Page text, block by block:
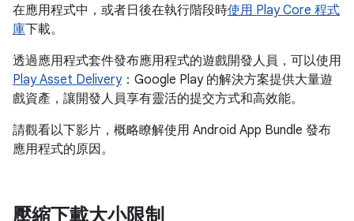
在應用程式中，或者日後在執行階段時使用 Play Core 程式
庫下載。
透過應用程式套件發布應用程式的遊戲開發人員，可以使用
Play Asset Delivery：Google Play 的解決方案提供大量遊
戲資產，讓開發人員享有靈活的提交方式和高效能。
請觀看以下影片，概略瞭解使用 Android App Bundle 發布
應用程式的原因。
壓縮下載大小限制